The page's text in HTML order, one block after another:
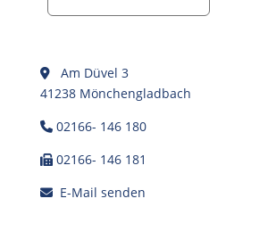
Am Düvel 3
41238 Mönchengladbach
02166- 146 180
02166- 146 181
E-Mail senden